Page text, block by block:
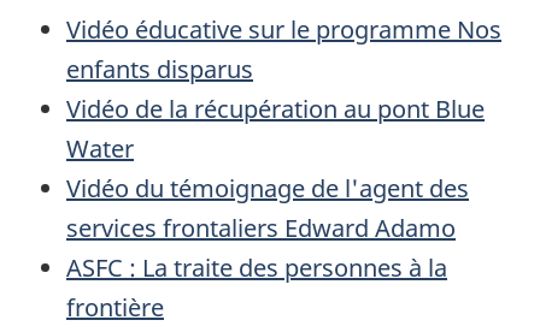
Vidéo éducative sur le programme Nos
enfants disparus
Vidéo de la récupération au pont Blue
Water
Vidéo du témoignage de l'agent des
services frontaliers Edward Adamo
ASFC : La traite des personnes à la
frontière